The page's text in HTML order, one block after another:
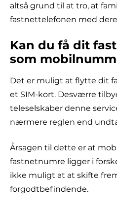
altså grund til at tro, at
fastnettelefonen med
Kan du få dit
som
Det er muligt at flytte dit
et SIM-kort. Desværre
teleselskaber denne
nærmere reglen end
Årsagen til dette er at
fastnetnumre ligger i
ikke muligt at at skifte
forgodtbefindende.